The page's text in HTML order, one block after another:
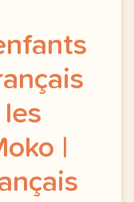
|